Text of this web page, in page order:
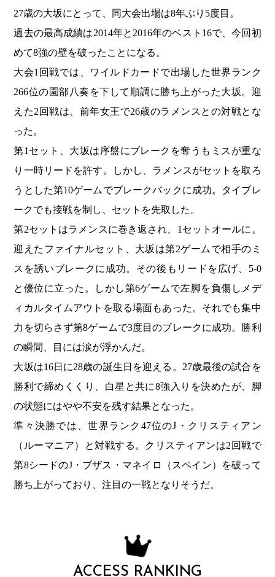
27歳の大坂にとって、同大会出場は8年ぶり5度目。
過去の最高成績は2014年と2016年のベスト16で、今回初
めて8強の壁を破ったことになる。
大会1回戦では、ワイルドカードで出場した世界ランク
266位の園部八奏を下して順調に勝ち上がった大坂。迎
えた2回戦は、前年女王で26歳のラメンスとの対戦とな
った。
第1セット、大坂は序盤にブレークを奪うもミスが重な
り一時リードを許す。しかし、ラメンスがセットを取ろ
うとした第10ゲームでブレークバックに成功。タイブレ
ークでも接戦を制し、セットを先取した。
第2セットはラメンスに巻き返され、1セットオールに。
迎えたファイナルセット、大坂は第2ゲームで相手のミ
スを誘いブレークに成功。その後もリードを広げ、5-0
と優位に立った。しかし第6ゲームで左脚を負傷しメデ
ィカルタイムアウトを取る場面もあった。それでも集中
力を切らさず第8ゲームで3度目のブレークに成功。勝利
の瞬間、目には涙が浮かんだ。
大坂は16日に28歳の誕生日を迎える。27歳最後の試合を
勝利で締めくくり、白星と共に8強入りを決めたが、脚
の状態にはやや不安を残す結果となった。
準々決勝では、世界ランク47位のJ・クリスティアン
（ルーマニア）と対戦する。クリスティアンは2回戦で
第8シードのJ・ブザス・マネイロ（スペイン）を破って
勝ち上がっており、注目の一戦となりそうだ。
ACCESS RANKING